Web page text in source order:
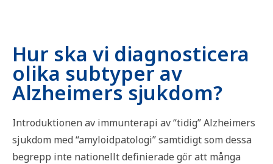
Hur ska vi diagnosticera
olika subtyper av
Alzheimers sjukdom?
Introduktionen av immunterapi av “tidig” Alzheimers
sjukdom med “amyloidpatologi” samtidigt som dessa
begrepp inte nationellt definierade gör att många